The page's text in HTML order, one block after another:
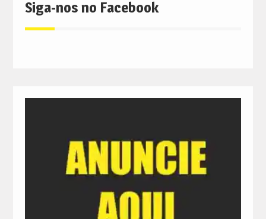
Siga-nos no Facebook